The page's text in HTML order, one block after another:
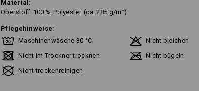
Material:
Oberstoff 100 % Polyester (ca. 285 g/m²)
Pflegehinweise:
Maschinenwäsche 30 °C
Nicht bleichen
Nicht im Trockner trocknen
Nicht bügeln
Nicht trockenreinigen